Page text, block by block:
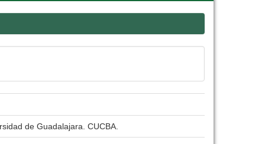
de Guadalajara. CUCBA.